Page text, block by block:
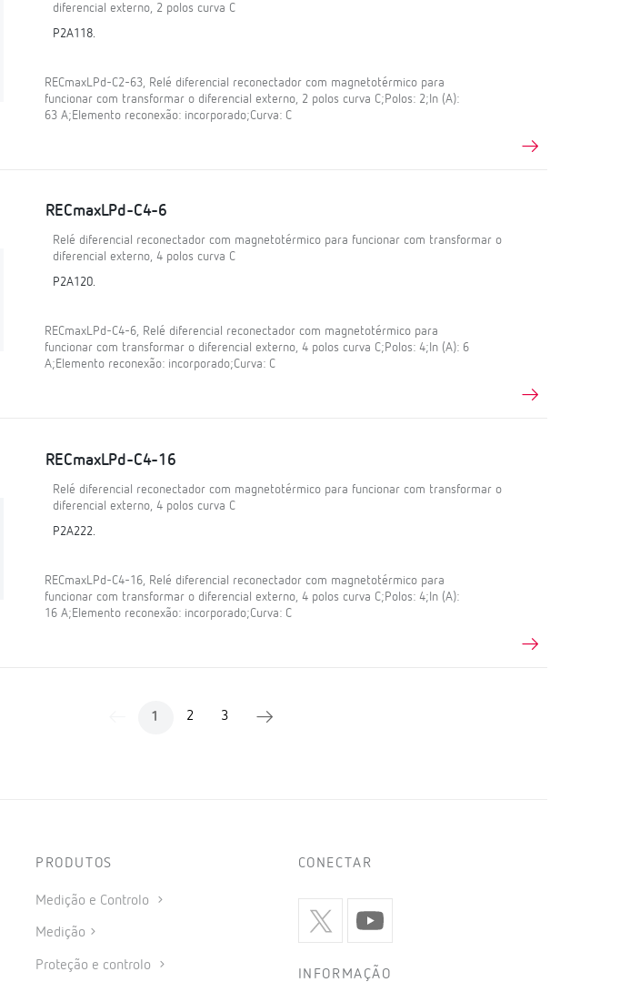
diferencial externo, 2 polos curva C
P2A118.
RECmaxLPd-C2-63, Relé diferencial reconectador com magnetotérmico para
funcionar com transformar o diferencial externo, 2 polos curva C;Polos: 2;In (A):
63 A;Elemento reconexão: incorporado;Curva: C
RECmaxLPd-C4-6
Relé diferencial reconectador com magnetotérmico para funcionar com transformar o
diferencial externo, 4 polos curva C
P2A120.
RECmaxLPd-C4-6, Relé diferencial reconectador com magnetotérmico para
funcionar com transformar o diferencial externo, 4 polos curva C;Polos: 4;In (A): 6
A;Elemento reconexão: incorporado;Curva: C
RECmaxLPd-C4-16
Relé diferencial reconectador com magnetotérmico para funcionar com transformar o
diferencial externo, 4 polos curva C
P2A222.
RECmaxLPd-C4-16, Relé diferencial reconectador com magnetotérmico para
funcionar com transformar o diferencial externo, 4 polos curva C;Polos: 4;In (A):
16 A;Elemento reconexão: incorporado;Curva: C
1 2 3
PRODUTOS
Medição e Controlo
Medição
Proteção e controlo
CONECTAR
INFORMAÇÃO